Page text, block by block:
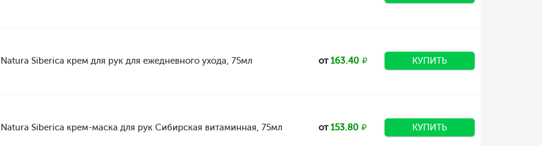
Natura Siberica крем для рук для ежедневного ухода, 75мл от163.40 КУПИТЬ
Natura Siberica крем-маска для рук Сибирская витаминная, 75мл от153.80 КУПИТЬ